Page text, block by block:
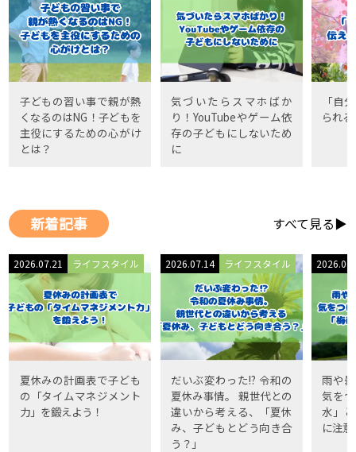
子どもの習い事で親が熱
くなるのはNG！子どもを
主役にするための心がけ
とは？
気づいたらスマホばか
り！YouTubeやゲーム依
存の子どもにしないため
に
「自
られ
新着記事 すべて見る▶
2026.07.21 ライフスタイル
夏休みの計画表で子ども
の「タイムマネジメント
力」を鍛えよう！
2026.07.14 ライフスタイル
だいぶ変わった!? 令和の
夏休み事情。 親世代との
違いから考える、「夏休
み、子どもとどう向き合
う？」
雨や
気を
水」
に注